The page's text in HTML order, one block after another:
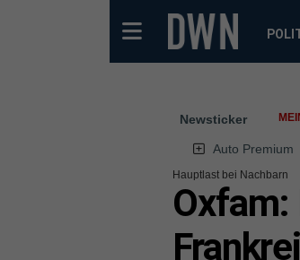
Newsticker
Auto Premium
Hauptlast bei Nachbarn